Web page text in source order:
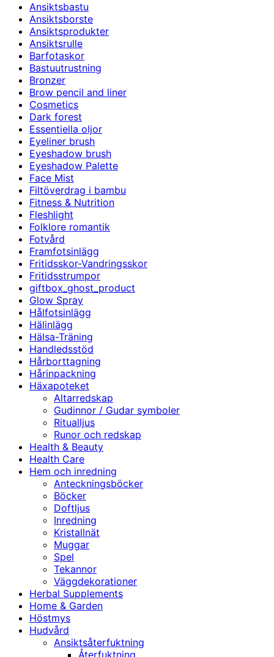
Ansiktsbastu
Ansiktsborste
Ansiktsprodukter
Ansiktsrulle
Barfotaskor
Bastuutrustning
Bronzer
Brow pencil and liner
Cosmetics
Dark forest
Essentiella oljor
Eyeliner brush
Eyeshadow brush
Eyeshadow Palette
Face Mist
Filtöverdrag i bambu
Fitness & Nutrition
Fleshlight
Folklore romantik
Fotvård
Framfotsinlägg
Fritidsskor-Vandringsskor
Fritidsstrumpor
giftbox_ghost_product
Glow Spray
Hålfotsinlägg
Hälinlägg
Hälsa-Träning
Handledsstöd
Hårborttagning
Hårinpackning
Häxapoteket
Altarredskap
Gudinnor / Gudar symboler
Ritualljus
Runor och redskap
Health & Beauty
Health Care
Hem och inredning
Anteckningsböcker
Böcker
Doftljus
Inredning
Kristallnät
Muggar
Spel
Tekannor
Väggdekorationer
Herbal Supplements
Home & Garden
Höstmys
Hudvård
Ansiktsåterfuktning